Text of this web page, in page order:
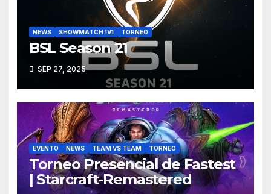
NEWS SHOWMATCH 1V1 TORNEO
BSL Season 21
SEP 27, 2025
EVENTO NEWS TEAM VS TEAM TORNEO
Torneo Presencial de Fastest
| Starcraft-Remastered